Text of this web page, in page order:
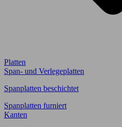
Platten
Span- und Verlegeplatten
Spanplatten beschichtet
Spanplatten furniert
Kanten